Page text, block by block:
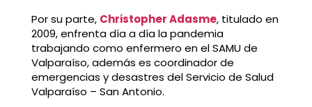
Por su parte, Christopher Adasme, titulado en
2009, enfrenta día a día la pandemia
trabajando como enfermero en el SAMU de
Valparaíso, además es coordinador de
emergencias y desastres del Servicio de Salud
Valparaíso – San Antonio.